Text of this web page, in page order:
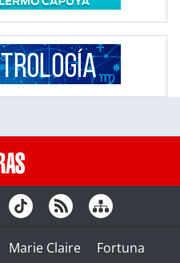
Marie Claire
Fortuna